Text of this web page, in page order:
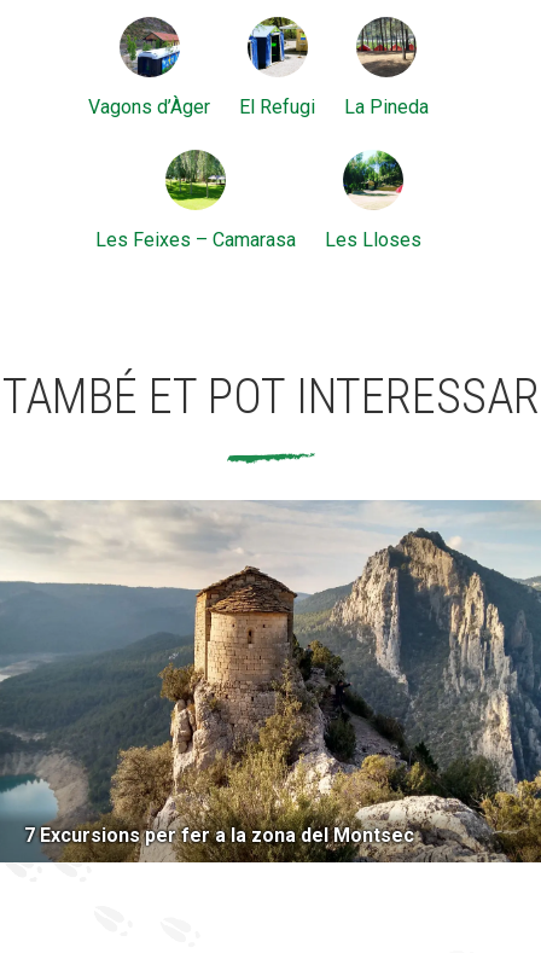
Vagons d’Àger El Refugi La Pineda
Les Feixes – Camarasa Les Lloses
TAMBÉ ET POT INTERESSAR
7 Excursions per fer a la zona del Montsec